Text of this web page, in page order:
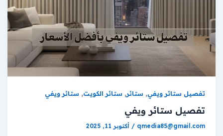
تفصيل ستائر ويفي, ستائر,ستائر الكويت,ستائر ويفي
تفصيل ستائر ويفي
qmedia85@gmail.com
/ أكتوبر 11, 2025